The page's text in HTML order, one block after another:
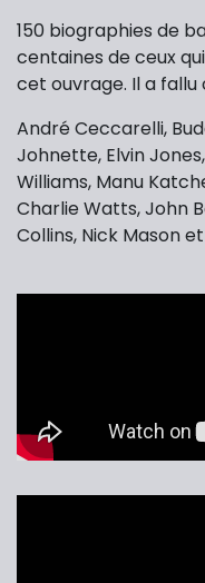
150 biographies de
centaines de ceux
cet ouvrage. Il a fallu
André Ceccarelli,
Johnette, Elvin
Williams, Manu
Charlie Watts, John
Collins, Nick Mason